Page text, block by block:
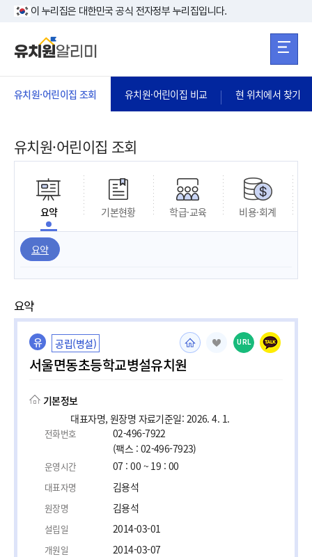
본문 바로가기
이 누리집은 대한민국 공식 전자정부 누리집입니다.
유치원·어린이집 조회 유치원·어린이집 비교 현 위치에서 찾기
유치원·어린이집 조회
요약 기본현황 학급·교육 비용·회계
요약
요약
유 공립(병설)
서울면동초등학교병설유치원
URL
기본정보
대표자명, 원장명 자료기준일: 2026. 4. 1.
전화번호
02-496-7922
(팩스 : 02-496-7923)
운영시간 07 : 00 ~ 19 : 00
대표자명 김용석
원장명 김용석
설립일 2014-03-01
개원일 2014-03-07